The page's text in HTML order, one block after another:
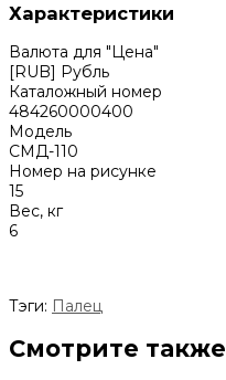
Характеристики
Валюта для "Цена"
[RUB] Рубль
Каталожный номер
484260000400
Модель
СМД-110
Номер на рисунке
15
Вес, кг
6
Тэги: Палец
Смотрите также